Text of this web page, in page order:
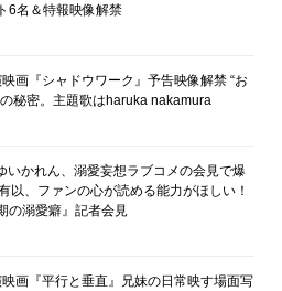
6名＆特報映像解禁
画『シャドウワーク』予告映像解禁 “お
秘密。主題歌はharuka nakamura
いかれん、溺愛妄想ラブコメの会見で爆
以、ファンの心が読める能力がほしい！
の溺愛癖』記者会見
画『平行と垂直』兄妹の日常映す場面写